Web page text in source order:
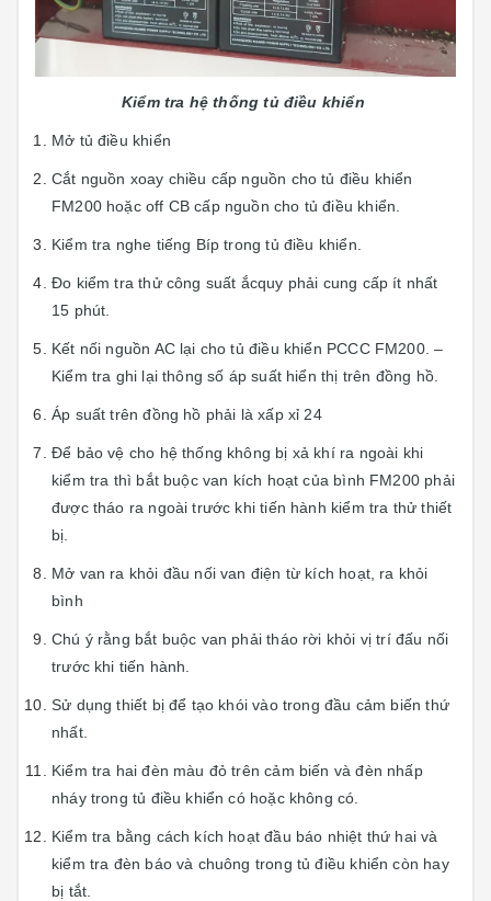
Kiểm tra hệ thống tủ điều khiển
Mở tủ điều khiển
Cắt nguồn xoay chiều cấp nguồn cho tủ điều khiển
FM200 hoặc off CB cấp nguồn cho tủ điều khiển.
Kiểm tra nghe tiếng Bíp trong tủ điều khiển.
Đo kiểm tra thử công suất ắcquy phải cung cấp ít nhất
15 phút.
Kết nối nguồn AC lại cho tủ điều khiển PCCC FM200. –
Kiểm tra ghi lại thông số áp suất hiển thị trên đồng hồ.
Áp suất trên đồng hồ phải là xấp xỉ 24
Để bảo vệ cho hệ thống không bị xả khí ra ngoài khi
kiểm tra thì bắt buộc van kích hoạt của bình FM200 phải
được tháo ra ngoài trước khi tiến hành kiểm tra thử thiết
bị.
Mở van ra khỏi đầu nối van điện từ kích hoạt, ra khỏi
bình
Chú ý rằng bắt buộc van phải tháo rời khỏi vị trí đấu nối
trước khi tiến hành.
Sử dụng thiết bị để tạo khói vào trong đầu cảm biến thứ
nhất.
Kiểm tra hai đèn màu đỏ trên cảm biến và đèn nhấp
nháy trong tủ điều khiển có hoặc không có.
Kiểm tra bằng cách kích hoạt đầu báo nhiệt thứ hai và
kiểm tra đèn báo và chuông trong tủ điều khiển còn hay
bị tắt.